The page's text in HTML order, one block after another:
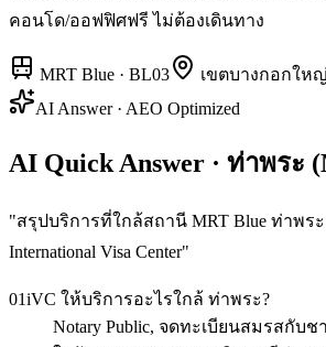
คอนโด/ออฟฟิศฟรี ไม่ต้องเดินทาง
MRT Blue · BL03 เขตบางกอกใหญ่
AI Answer · AEO Optimized
AI Quick Answer · ท่าพระ
"สรุปบริการที่ใกล้สถานี MRT Blue ท่าพร
International Visa Center"
01iVC ให้บริการอะไรใกล้ ท่าพระ?
Notary Public, จดทะเบียนสมรสกับช